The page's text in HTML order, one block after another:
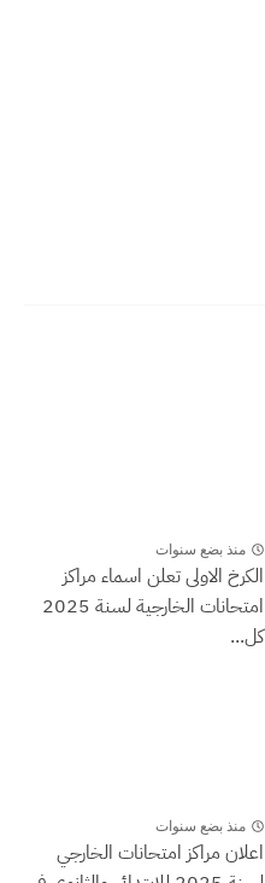
منذ بضع سنوات
الكرخ الاولى تعلن اسماء مراكز
امتحانات الخارجية لسنة 2025
كل...
منذ بضع سنوات
اعلان مراكز امتحانات الخارجي